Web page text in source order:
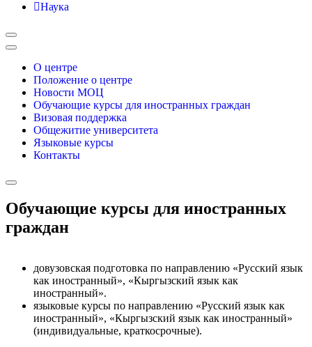
Наука
О центре
Положение о центре
Новости МОЦ
Обучающие курсы для иностранных граждан
Визовая поддержка
Общежитие университета
Языковые курсы
Контакты
Обучающие курсы для иностранных
граждан
довузовская подготовка по направлению «Русский язык
как иностранный», «Кыргызский язык как
иностранный».
языковые курсы по направлению «Русский язык как
иностранный», «Кыргызский язык как иностранный»
(индивидуальные, краткосрочные).